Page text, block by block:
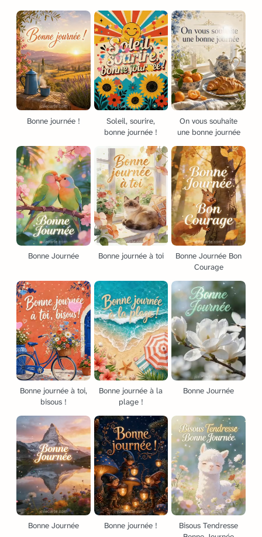
Bonne journée !
Soleil, sourire,
bonne journée !
On vous souhaite
une bonne journée
Bonne Journée Bonne journée à toi
Bonne Journée Bon
Courage
Bonne journée à toi,
bisous !
Bonne journée à la
plage !
Bonne Journée
Bonne Journée Bonne journée !
Bisous Tendresse